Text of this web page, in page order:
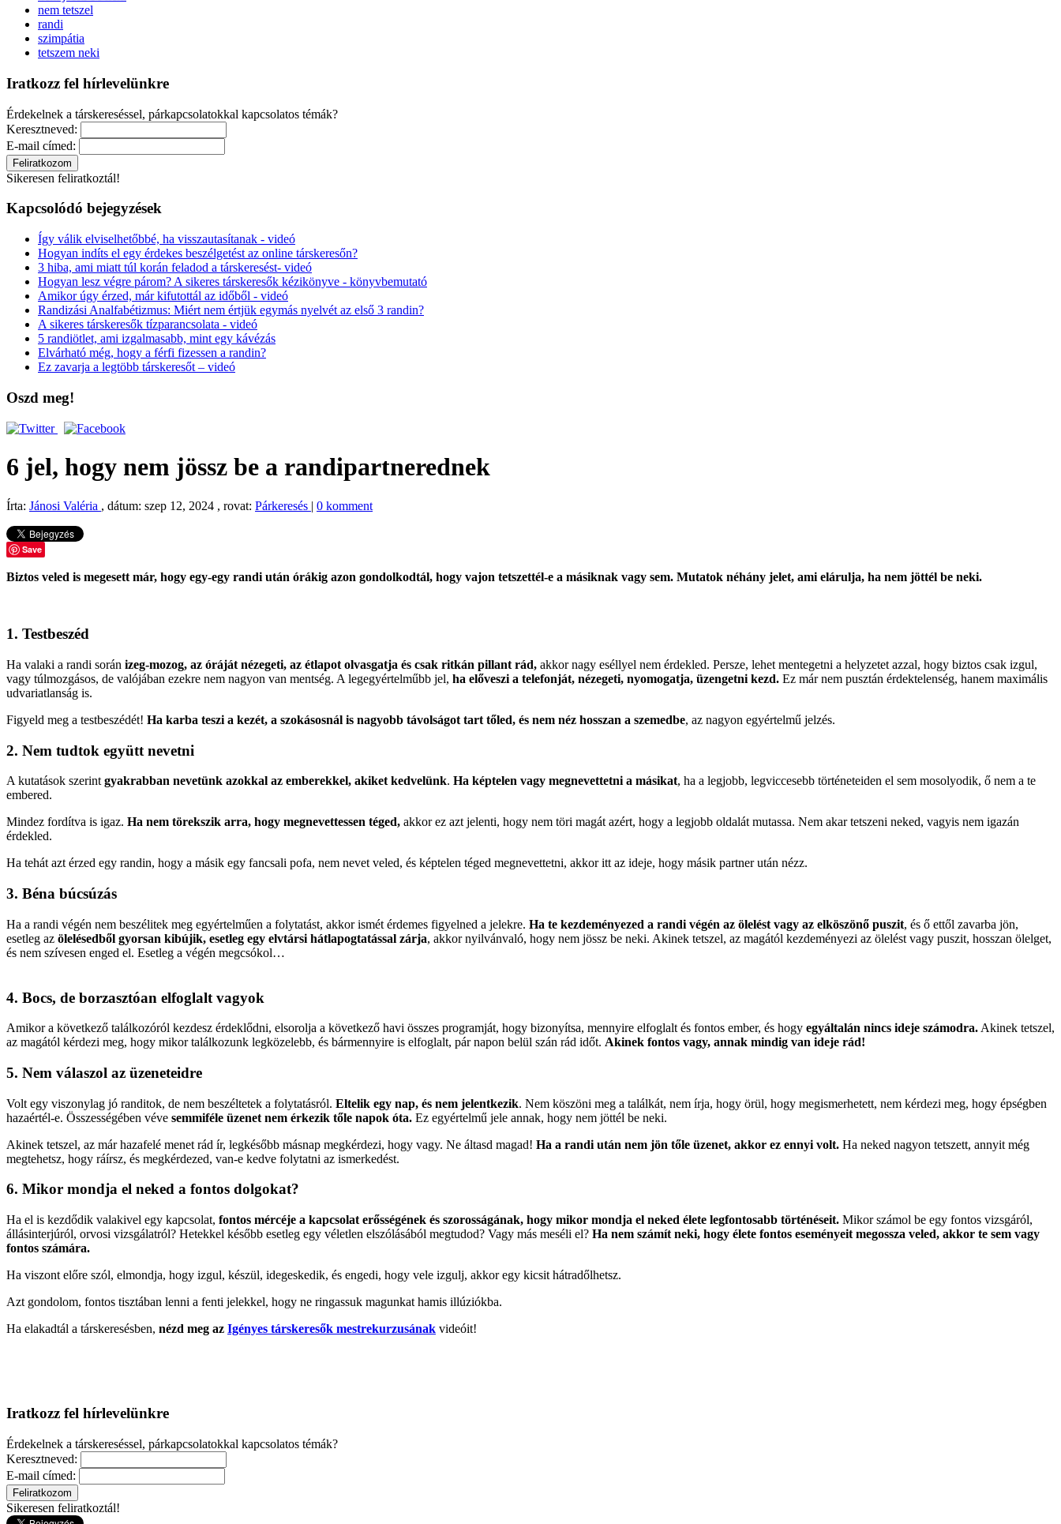
nem tetszel
randi
szimpátia
tetszem neki
Iratkozz fel hírlevelünkre
Érdekelnek a társkereséssel, párkapcsolatokkal kapcsolatos témák?
Keresztneved:
E-mail címed:
Sikeresen feliratkoztál!
Kapcsolódó bejegyzések
Így válik elviselhetőbbé, ha visszautasítanak - videó
Hogyan indíts el egy érdekes beszélgetést az online társkeresőn?
3 hiba, ami miatt túl korán feladod a társkeresést- videó
Hogyan lesz végre párom? A sikeres társkeresők kézikönyve - könyvbemutató
Amikor úgy érzed, már kifutottál az időből - videó
Randizási Analfabétizmus: Miért nem értjük egymás nyelvét az első 3 randin?
A sikeres társkeresők tízparancsolata - videó
5 randiötlet, ami izgalmasabb, mint egy kávézás
Elvárható még, hogy a férfi fizessen a randin?
Ez zavarja a legtöbb társkeresőt – videó
Oszd meg!
6 jel, hogy nem jössz be a randipartnerednek
Írta: Jánosi Valéria , dátum: szep 12, 2024 , rovat: Párkeresés | 0 komment
Save
Biztos veled is megesett már, hogy egy-egy randi után órákig azon gondolkodtál, hogy vajon tetszettél-e a másiknak vagy sem. Mutatok néhány jelet, ami elárulja, ha nem jöttél be neki.
1. Testbeszéd
Ha valaki a randi során izeg-mozog, az óráját nézegeti, az étlapot olvasgatja és csak ritkán pillant rád, akkor nagy eséllyel nem érdekled. Persze, lehet mentegetni a helyzetet azzal, hogy biztos csak izgul,
vagy túlmozgásos, de valójában ezekre nem nagyon van mentség. A legegyértelműbb jel, ha előveszi a telefonját, nézegeti, nyomogatja, üzengetni kezd. Ez már nem pusztán érdektelenség, hanem maximális
udvariatlanság is.
Figyeld meg a testbeszédét! Ha karba teszi a kezét, a szokásosnál is nagyobb távolságot tart tőled, és nem néz hosszan a szemedbe, az nagyon egyértelmű jelzés.
2. Nem tudtok együtt nevetni
A kutatások szerint gyakrabban nevetünk azokkal az emberekkel, akiket kedvelünk. Ha képtelen vagy megnevettetni a másikat, ha a legjobb, legviccesebb történeteiden el sem mosolyodik, ő nem a te
embered.
Mindez fordítva is igaz. Ha nem törekszik arra, hogy megnevettessen téged, akkor ez azt jelenti, hogy nem töri magát azért, hogy a legjobb oldalát mutassa. Nem akar tetszeni neked, vagyis nem igazán
érdekled.
Ha tehát azt érzed egy randin, hogy a másik egy fancsali pofa, nem nevet veled, és képtelen téged megnevettetni, akkor itt az ideje, hogy másik partner után nézz.
3. Béna búcsúzás
Ha a randi végén nem beszélitek meg egyértelműen a folytatást, akkor ismét érdemes figyelned a jelekre. Ha te kezdeményezed a randi végén az ölelést vagy az elköszönő puszit, és ő ettől zavarba jön,
esetleg az ölelésedből gyorsan kibújik, esetleg egy elvtársi hátlapogtatással zárja, akkor nyilvánvaló, hogy nem jössz be neki. Akinek tetszel, az magától kezdeményezi az ölelést vagy puszit, hosszan ölelget,
és nem szívesen enged el. Esetleg a végén megcsókol…
4. Bocs, de borzasztóan elfoglalt vagyok
Amikor a következő találkozóról kezdesz érdeklődni, elsorolja a következő havi összes programját, hogy bizonyítsa, mennyire elfoglalt és fontos ember, és hogy egyáltalán nincs ideje számodra. Akinek tetszel,
az magától kérdezi meg, hogy mikor találkozunk legközelebb, és bármennyire is elfoglalt, pár napon belül szán rád időt. Akinek fontos vagy, annak mindig van ideje rád!
5. Nem válaszol az üzeneteidre
Volt egy viszonylag jó randitok, de nem beszéltetek a folytatásról. Eltelik egy nap, és nem jelentkezik. Nem köszöni meg a találkát, nem írja, hogy örül, hogy megismerhetett, nem kérdezi meg, hogy épségben
hazaértél-e. Összességében véve semmiféle üzenet nem érkezik tőle napok óta. Ez egyértelmű jele annak, hogy nem jöttél be neki.
Akinek tetszel, az már hazafelé menet rád ír, legkésőbb másnap megkérdezi, hogy vagy. Ne áltasd magad! Ha a randi után nem jön tőle üzenet, akkor ez ennyi volt. Ha neked nagyon tetszett, annyit még
megtehetsz, hogy ráírsz, és megkérdezed, van-e kedve folytatni az ismerkedést.
6. Mikor mondja el neked a fontos dolgokat?
Ha el is kezdődik valakivel egy kapcsolat, fontos mércéje a kapcsolat erősségének és szorosságának, hogy mikor mondja el neked élete legfontosabb történéseit. Mikor számol be egy fontos vizsgáról,
állásinterjúról, orvosi vizsgálatról? Hetekkel később esetleg egy véletlen elszólásából megtudod? Vagy más meséli el? Ha nem számít neki, hogy élete fontos eseményeit megossza veled, akkor te sem vagy
fontos számára.
Ha viszont előre szól, elmondja, hogy izgul, készül, idegeskedik, és engedi, hogy vele izgulj, akkor egy kicsit hátradőlhetsz.
Azt gondolom, fontos tisztában lenni a fenti jelekkel, hogy ne ringassuk magunkat hamis illúziókba.
Ha elakadtál a társkeresésben, nézd meg az Igényes társkeresők mestrekurzusának videóit!
Iratkozz fel hírlevelünkre
Érdekelnek a társkereséssel, párkapcsolatokkal kapcsolatos témák?
Keresztneved:
E-mail címed:
Sikeresen feliratkoztál!